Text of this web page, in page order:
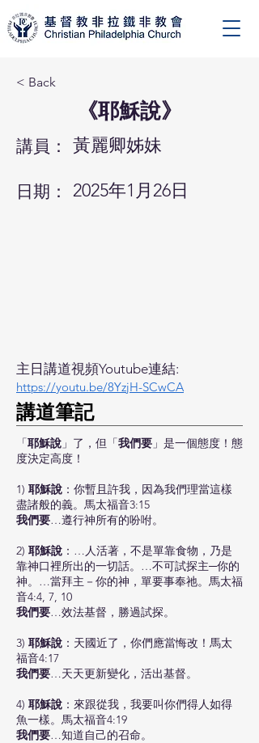
< Back
《耶穌說》
講員： 黃麗卿姊妹
日期： 2025年1月26日
主日講道視頻Youtube連結:
https://youtu.be/8YzjH-SCwCA
​講道筆記
「耶穌說 」了，但「我們要 」是一個態度！態
度決定高度！
1) 耶穌說 ：你暫且許我，因為我們理當這樣
盡諸般的義。馬太福音3:15
我們要…遵行神所有的吩咐。
2) 耶穌說 ：…人活著，不是單靠食物，乃是
靠神口裡所出的一切話。…不可試探主─你的
神。…當拜主－你的神，單要事奉祂。馬太福
音4:4, 7, 10
我們要…效法基督，勝過試探。
3) 耶穌說 ：天國近了，你們應當悔改！馬太
福音4:17
我們要…天天更新變化，活出基督。
4) 耶穌說 ：來跟從我，我要叫你們得人如得
魚一樣。馬太福音4:19
我們要…知道自己的召命。